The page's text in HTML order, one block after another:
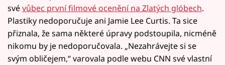
svévůbec první filmové ocenění na Zlatých glóbech.
Plastiky nedoporučuje ani Jamie Lee Curtis. Ta sice
přiznala, že sama některé úpravy podstoupila, nicméně
nikomu by je nedoporučovala. „Nezahrávejte si se
svým obličejem,“ varovala podle webu CNN své vlastní